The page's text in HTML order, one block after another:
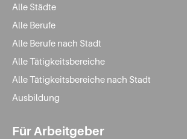
Alle Städte
Alle Berufe
Alle Berufe nach Stadt
Alle Tätigkeitsbereiche
Alle Tätigkeitsbereiche nach Stadt
Ausbildung
Für Arbeitgeber